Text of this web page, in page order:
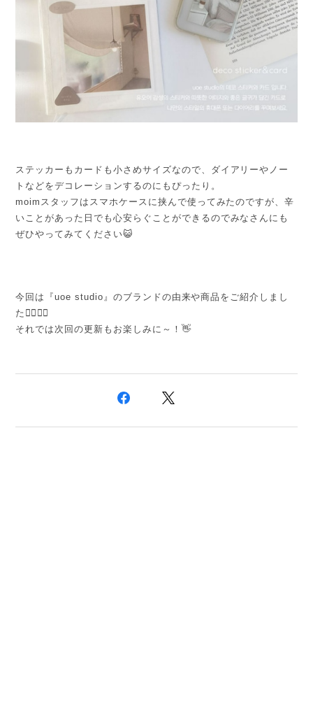
ステッカーもカードも小さめサイズなので、ダイアリーやノー
トなどをデコレーションするのにもぴったり。
moimスタッフはスマホケースに挟んで使ってみたのですが、辛
いことがあった日でも心安らぐことができるのでみなさんにも
ぜひやってみてください😺
今回は『uoe studio』のブランドの由来や商品をご紹介しまし
た💁‍♀️💁‍♀️
それでは次回の更新もお楽しみに～！👋